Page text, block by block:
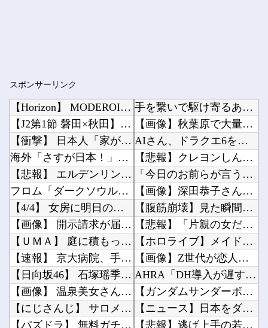
スポンサーリンク
【Horizon】 MODEROID「スロータースパイン」プラモデル【本日発売】
【J2第1節 磐田×秋田】 磐田は開始わずか18秒で先制に成功するも追いつかれドロー 秋葉...
【衝撃】 日本人「家が何千万円もするのは狂ってる」大工「はぁ？じゃ自分で作ってみろよ」→結...
海外「さすが日本！」日本とドイツの仕事効率の差が分かる数字に海外が大騒ぎ
【悲報】 エルデンリング、ディレイばかりで本当に面白くないこのゲーム←賛同の声が多数…
フロム「ダークソウルを完結させるでー！」←おおええやん
【4/4】 女房に明日の予定は聞いていないが、デートにでも誘ってみる。多分断られるはずだ。...
【画像】 開示請求が届いた…
【ＵＭＡ】 庭に積もった雪から何がが飛び出していた。これは何だ？ → 雪を掘ってみたら…
【速報】 京大病院、手術ミスで『正常な脳』を摘出 → 患者は自発呼吸不可能な植物状態に
【日向坂46】 石塚瑶季×乃木坂46井上和、まさかの裏話・・・
【画像】 温泉美女さん、濡れタオルでお尻の形が透けてしまう
【にじさんじ】 サロメちゃんおまんが、ランダム配置の暗証番号入力に敗北「3回失敗しましたわ...
【パズドラ】 無料ガチャ回収してるときがいちばんたのしいな・・・
手を繋いで駆け寄るあやめんとさくたんが可愛すぎる！！！【乃木坂46】他
【画像】秋葉原で大量のメイド＆巫女たちが潮で水打ちを実施wwwwwwwww他
AIさん、ドラクエ6を理想的にアニメ化してしまう他
【悲報】クレヨンしんちゃんでエッッッしたいキャラ、満場一致で決まるｗｗｗｗｗｗｗｗｗｗ他
「今日のお前らが言うな大賞？」とメディア関係者の一般人への苦言にツッコミ殺到、被災地の避難...
【画像】深田恭子さん（43）の私服、とんでもなく可愛いと話題にwww他
【腹筋崩壊】見た瞬間吹いた画像を貼っていくスレｗｗｗｗ他
【悲報】「片親の女だけはやめとけ」という風潮、広まりつつある他
【ホロライブ】メイドインアビスまじか、カリオペすげえな他
【画像】Z世代が恋人に求める年収ラインがこれｗ他
AHRA「DH導入が遅すぎる、たまにピッチャーが打ったからって何が面白いんだよ」他
【ガンダムサンダーボルト】自分から手足を切り落すなんて…他
【ニュース】日本をダメにした総理大臣、ワースト１位が同点でこの人ｗｗｗｗｗｗ他
【悲報】逃げ上手の若君、2期放映中なのに全く話題にならない他